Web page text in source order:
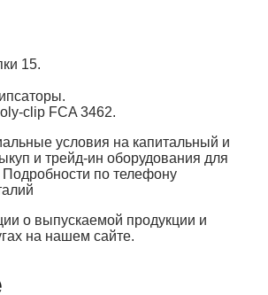
15.
clip FCA 3462.
условия на капитальный и
и трейд-ин оборудования для
по телефону
о выпускаемой продукции и
на нашем сайте.